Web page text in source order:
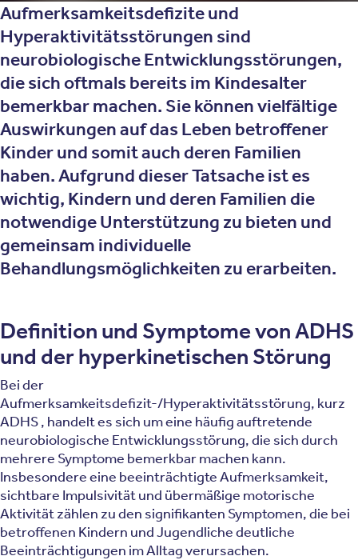
Aufmerksamkeitsdefizite und
Hyperaktivitätsstörungen sind
neurobiologische Entwicklungsstörungen,
die sich oftmals bereits im Kindesalter
bemerkbar machen. Sie können vielfältige
Auswirkungen auf das Leben betroffener
Kinder und somit auch deren Familien
haben. Aufgrund dieser Tatsache ist es
wichtig, Kindern und deren Familien die
notwendige Unterstützung zu bieten und
gemeinsam individuelle
Behandlungsmöglichkeiten zu erarbeiten.
Definition und Symptome von ADHS
und der hyperkinetischen Störung
Bei der
Aufmerksamkeitsdefizit-/Hyperaktivitätsstörung, kurz
ADHS , handelt es sich um eine häufig auftretende
neurobiologische Entwicklungsstörung, die sich durch
mehrere Symptome bemerkbar machen kann.
Insbesondere eine beeinträchtigte Aufmerksamkeit,
sichtbare Impulsivität und übermäßige motorische
Aktivität zählen zu den signifikanten Symptomen, die bei
betroffenen Kindern und Jugendliche deutliche
Beeinträchtigungen im Alltag verursachen.